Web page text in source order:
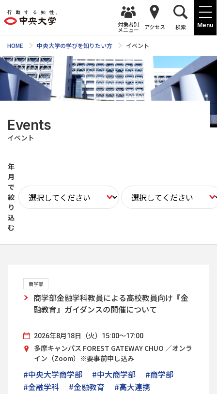
Menu
対象者別
メニュー アクセス 検索
HOME 中央大学の学びを知りたい方 イベント
Events
イベント
年
月
で
絞
り
込
む
商学部
商学部金融学科教員による高校教員向け『金
融教育』ガイダンスの開催について
2026年8月18日（火）15:00～17:00
多摩キャンパス FOREST GATEWAY CHUO ／オンラ
イン（Zoom）※要事前申し込み
#中央大学商学部 #中大商学部
#商学部
#金融学科
#金融教育 #高大連携